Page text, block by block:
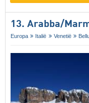
13. Arabba/​
Europa Italië Venetië